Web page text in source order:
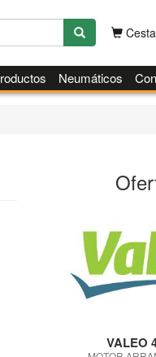
Cesta
Neumáticos
VALEO